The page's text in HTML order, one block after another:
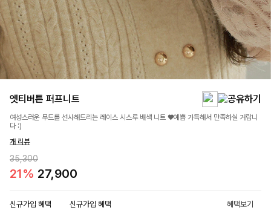
엣티버튼 퍼프니트
여성스러운 무드를 선사해드리는 레이스 시스루 배색 니트 ♥예쁨 가득해서 만족하실 거랍니
다 :)
개 리뷰
35,300
21% 27,900
신규가입 혜택 신규가입 혜택 혜택보기